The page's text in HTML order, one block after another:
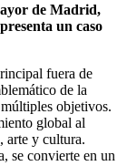
de Madrid,
un caso
fuera de
de la
objetivos.
global al
arte y cultura.
se convierte en un